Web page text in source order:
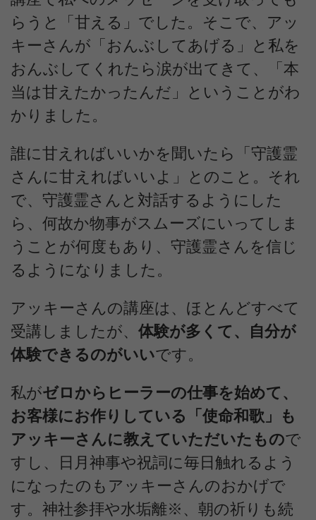
らうと「甘える」でした。そこで、アッ
キーさんが「おんぶしてあげる」と私を
おんぶしてくれたら涙が出てきて、「本
当は甘えたかったんだ」ということがわ
かりました。
誰に甘えればいいかを聞いたら「守護霊
さんに甘えればいいよ」とのこと。それ
で、守護霊さんと対話するようにした
ら、何故か物事がスムーズにいってしま
うことが何度もあり、守護霊さんを信じ
るようになりました。
アッキーさんの講座は、ほとんどすべて
受講しましたが、 体験が多くて、自分が
体験できるのがいいです。
私がゼロからヒーラーの仕事を始めて、
お客様にお作りしている「使命和歌」も
アッキーさんに教えていただいたもので
すし、日月神事や祝詞に毎日触れるよう
になったのもアッキーさんのおかげで
す。神社参拝や水垢離※、朝の祈りも続